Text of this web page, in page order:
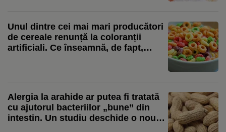
Unul dintre cei mai mari producători
de cereale renunță la coloranții
artificiali. Ce înseamnă, de fapt,
Alergia la arahide ar putea fi tratată
cu ajutorul bacteriilor „bune” din
intestin. Un studiu deschide o nouă